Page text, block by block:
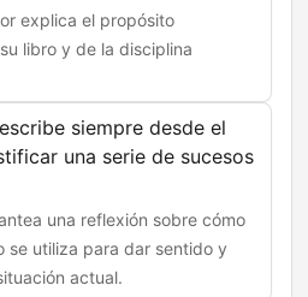
explica el propósito
libro y de la disciplina
siempre desde el
una serie de sucesos
una reflexión sobre cómo
se utiliza para dar sentido y
actual.